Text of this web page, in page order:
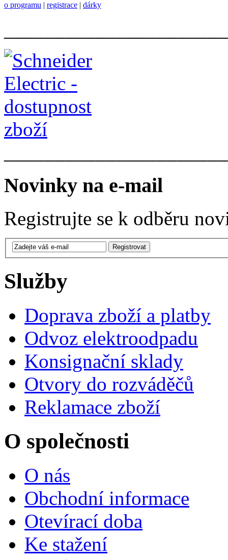
o programu | registrace | dárky
Novinky na e-mail
Registrujte se k odběru
Služby
Doprava zboží a platby
Odvoz elektroodpadu
Konsignační sklady
Otvory do rozváděčů
Reklamace zboží
O společnosti
O nás
Obchodní informace
Otevírací doba
Ke stažení